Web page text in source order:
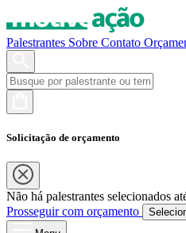
Palestrantes Sobre Contato
Solicitação de orçamento
Não há palestrantes selecionados
Prosseguir com orçamento